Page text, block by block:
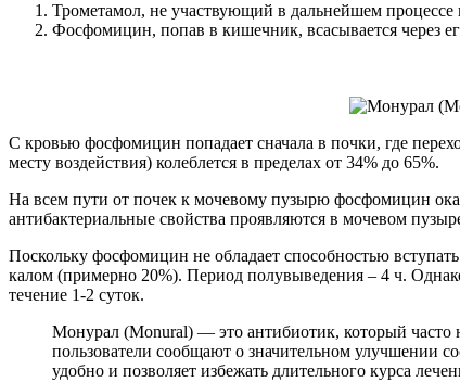
Трометамол, не участвующий в дальнейшем
Фосфомицин, попав в кишечник, всасывается через
С кровью фосфомицин попадает сначала в почки, где
месту воздействия) колеблется в пределах от 34% до 65%.
На всем пути от почек к мочевому пузырю фосфомицин
антибактериальные свойства проявляются в мочевом
Поскольку фосфомицин не обладает способностью
калом (примерно 20%). Период полувыведения – 4 ч.
течение 1-2 суток.
Монурал (Monural) — это антибиотик, который часто
пользователи сообщают о значительном улучшении
удобно и позволяет избежать длительного курса